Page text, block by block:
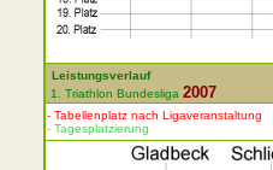
Leistungsverlauf
1. Triathlon Bundesliga 2007
- Tabellenplatz nach Ligaveranstaltung
- Tagesplatzierung